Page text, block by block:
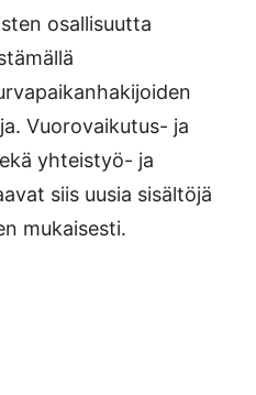
osallisuutta
Vuorovaikutus- ja
yhteistyö- ja
siis uusia sisältöjä
mukaisesti.